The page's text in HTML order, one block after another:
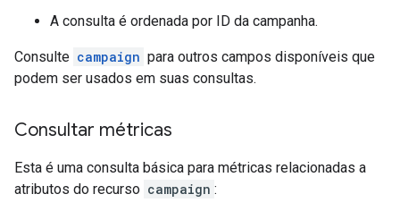
A consulta é ordenada por ID da campanha.
Consulte campaign para outros campos disponíveis que
podem ser usados em suas consultas.
Consultar métricas
Esta é uma consulta básica para métricas relacionadas a
atributos do recurso campaign :